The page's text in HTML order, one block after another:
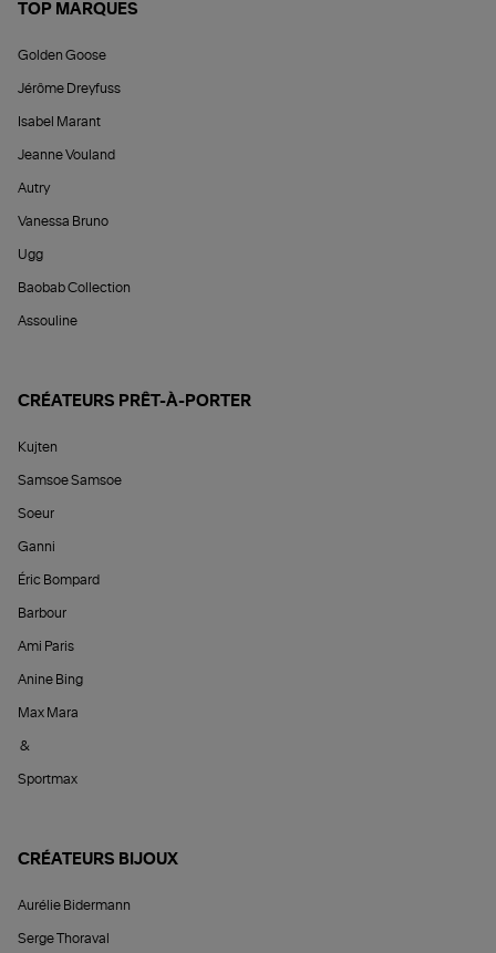
TOP MARQUES
Golden Goose
Jérôme Dreyfuss
Isabel Marant
Jeanne Vouland
Autry
Vanessa Bruno
Ugg
Baobab Collection
Assouline
CRÉATEURS PRÊT-À-PORTER
Kujten
Samsoe Samsoe
Soeur
Ganni
Éric Bompard
Barbour
Ami Paris
Anine Bing
Max Mara
&
Sportmax
CRÉATEURS BIJOUX
Aurélie Bidermann
Serge Thoraval